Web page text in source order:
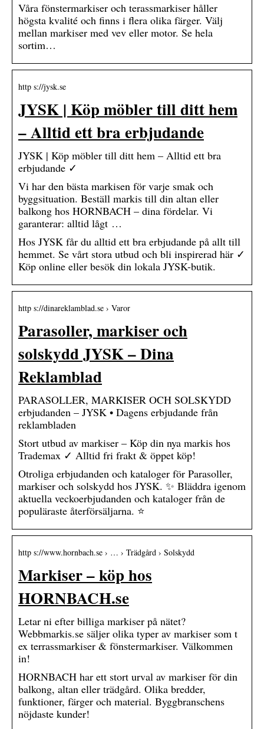
Våra fönstermarkiser och terassmarkiser håller
högsta kvalité och finns i flera olika färger. Välj
mellan markiser med vev eller motor. Se hela
sortim…
http s://jysk.se
JYSK | Köp möbler till ditt hem
– Alltid ett bra erbjudande
JYSK | Köp möbler till ditt hem – Alltid ett bra
erbjudande ✓
Vi har den bästa markisen för varje smak och
byggsituation. Beställ markis till din altan eller
balkong hos HORNBACH – dina fördelar. Vi
garanterar: alltid lågt …
Hos JYSK får du alltid ett bra erbjudande på allt till
hemmet. Se vårt stora utbud och bli inspirerad här ✓
Köp online eller besök din lokala JYSK-butik.
http s://dinareklamblad.se › Varor
Parasoller, markiser och
solskydd JYSK – Dina
Reklamblad
PARASOLLER, MARKISER OCH SOLSKYDD
erbjudanden – JYSK • Dagens erbjudande från
reklambladen
Stort utbud av markiser – Köp din nya markis hos
Trademax ✓ Alltid fri frakt & öppet köp!
Otroliga erbjudanden och kataloger för Parasoller,
markiser och solskydd hos JYSK. ✨ Bläddra igenom
aktuella veckoerbjudanden och kataloger från de
populäraste återförsäljarna. ⭐
http s://www.hornbach.se › … › Trädgård › Solskydd
Markiser – köp hos
HORNBACH.se
Letar ni efter billiga markiser på nätet?
Webbmarkis.se säljer olika typer av markiser som t
ex terrassmarkiser & fönstermarkiser. Välkommen
in!
HORNBACH har ett stort urval av markiser för din
balkong, altan eller trädgård. Olika bredder,
funktioner, färger och material. Byggbranschens
nöjdaste kunder!